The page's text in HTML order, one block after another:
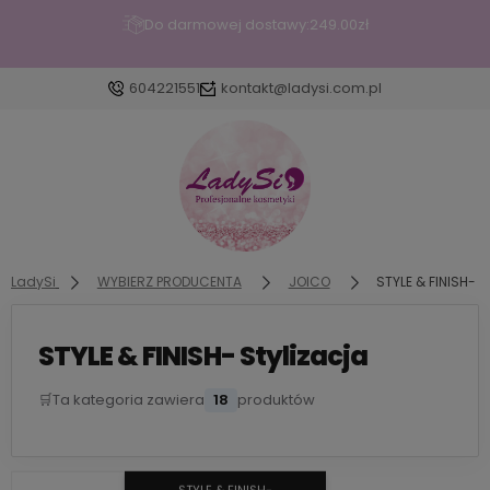
Do darmowej dostawy:249.00zł
604221551 kontakt@ladysi.com.pl
Wybierz coś dla siebie z naszej aktualnej
dodane produkty do listy z
LadySi WYBIERZ PRODUCENTA JOICO STYLE & FINISH-
STYLE & FINISH- Stylizacja
🛒Ta kategoria zawiera 18 produktów